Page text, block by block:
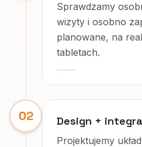
Sprawdzamy
wizyty i osobno
planowane, na
tabletach.
02 Design +
Projektujemy